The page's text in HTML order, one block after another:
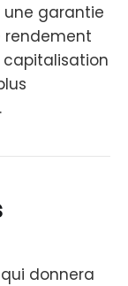
garantie
rendement
capitalisation
donnera